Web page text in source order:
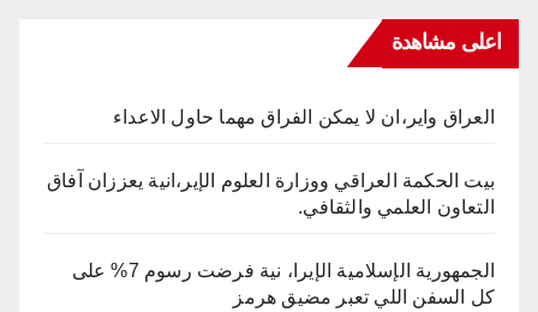
اعلى مشاهدة
العراق واير،ان لا يمكن الفراق مهما حاول الاعداء
بيت الحكمة العراقي ووزارة العلوم الإير،انية يعززان آفاق
التعاون العلمي والثقافي.
الجمهورية الإسلامية الإيرا، نية فرضت رسوم 7% على
كل السفن اللي تعبر مضيق هرمز